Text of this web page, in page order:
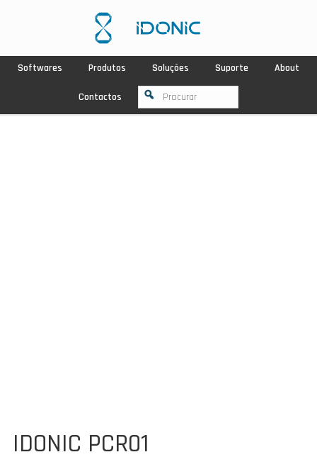
Softwares Produtos Soluções Suporte About
Contactos
IDONIC PCR01